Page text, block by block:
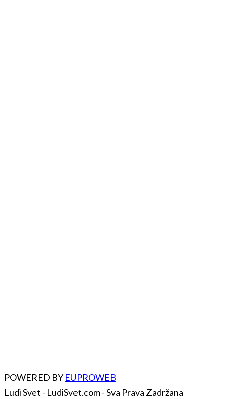
POWERED BYEUPROWEB
Ludi Svet - LudiSvet.com - Sva Prava Zadržana